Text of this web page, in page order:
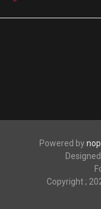
Powered by
Copyright ;